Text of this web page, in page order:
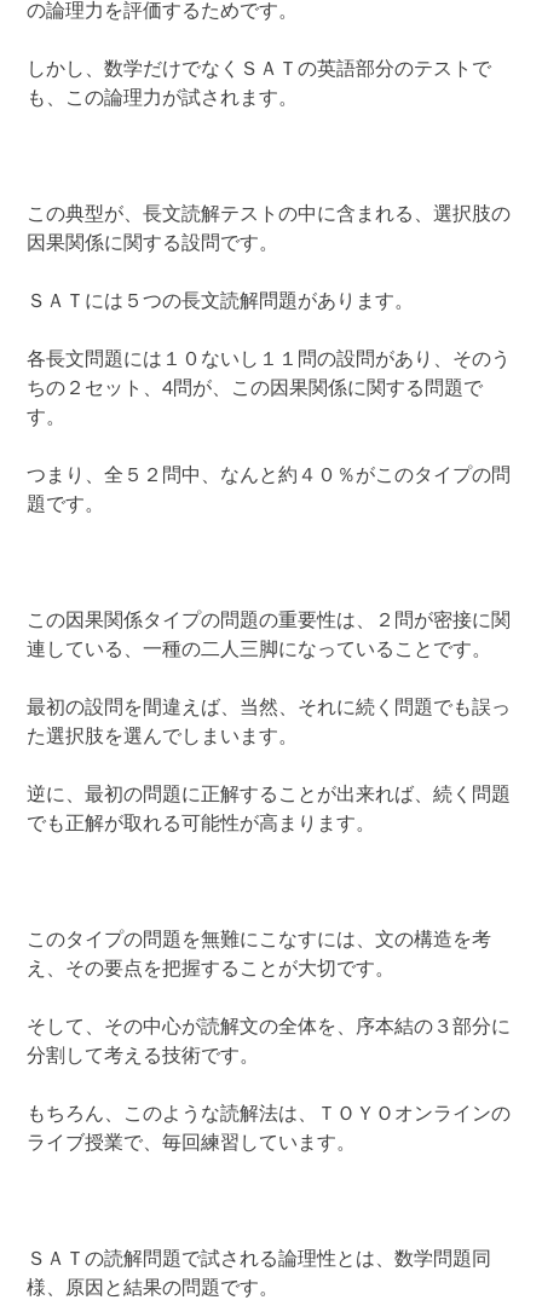
の論理力を評価するためです。
しかし、数学だけでなくＳＡＴの英語部分のテストで
も、この論理力が試されます。
この典型が、長文読解テストの中に含まれる、選択肢の
因果関係に関する設問です。
ＳＡＴには５つの長文読解問題があります。
各長文問題には１０ないし１１問の設問があり、そのう
ちの２セット、4問が、この因果関係に関する問題で
す。
つまり、全５２問中、なんと約４０％がこのタイプの問
題です。
この因果関係タイプの問題の重要性は、２問が密接に関
連している、一種の二人三脚になっていることです。
最初の設問を間違えば、当然、それに続く問題でも誤っ
た選択肢を選んでしまいます。
逆に、最初の問題に正解することが出来れば、続く問題
でも正解が取れる可能性が高まります。
このタイプの問題を無難にこなすには、文の構造を考
え、その要点を把握することが大切です。
そして、その中心が読解文の全体を、序本結の３部分に
分割して考える技術です。
もちろん、このような読解法は、ＴＯＹＯオンラインの
ライブ授業で、毎回練習しています。
ＳＡＴの読解問題で試される論理性とは、数学問題同
様、原因と結果の問題です。